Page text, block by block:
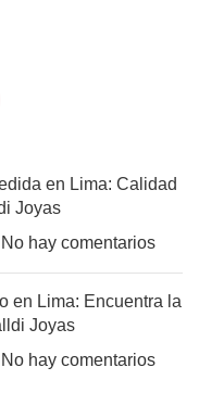
en Lima: Calidad
Joyas
No hay comentarios
en Lima: Encuentra la
Joyas
No hay comentarios